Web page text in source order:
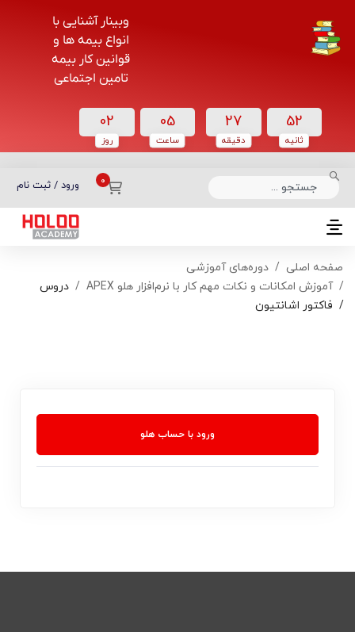
وبینار آشنایی با
انواع بیمه ها و
قوانین کار بیمه
تامین اجتماعی
02
روز
05
ساعت‌
27
دقیقه
52
ثانیه
ورود / ثبت نام
دسته بندی دوره‌ها
صفحه اصلی
دوره‌های آموزشی
آموزش امکانات و نکات مهم کار با نرم‌افزار هلو APEX
دروس
فاکتور اشانتیون
ورود با حساب هلو